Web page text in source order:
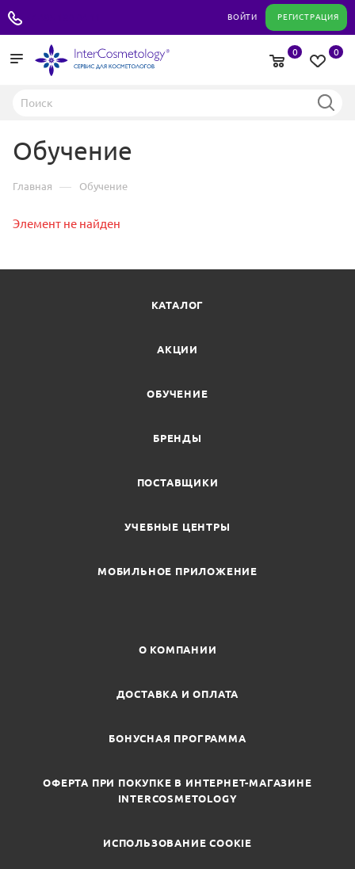
ВОЙТИ РЕГИСТРАЦИЯ
0
0
Обучение
Главная — Обучение
Элемент не найден
КАТАЛОГ
АКЦИИ
ОБУЧЕНИЕ
БРЕНДЫ
ПОСТАВЩИКИ
УЧЕБНЫЕ ЦЕНТРЫ
МОБИЛЬНОЕ ПРИЛОЖЕНИЕ
О КОМПАНИИ
ДОСТАВКА И ОПЛАТА
БОНУСНАЯ ПРОГРАММА
ОФЕРТА ПРИ ПОКУПКЕ В ИНТЕРНЕТ-МАГАЗИНЕ
INTERCOSMETOLOGY
ИСПОЛЬЗОВАНИЕ COOKIE